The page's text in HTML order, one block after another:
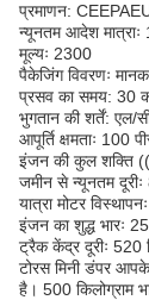
प्रमाणन:
न्यूनतम आदेश मात्राः
मूल्यः 2300
पैकेजिंग विवरणः मानक
प्रसव का समय: 30
भुगतान की शर्तें: एल/
आपूर्ति क्षमताः 100
इंजन की कुल शक्ति
जमीन से न्यूनतम दूरीः
यात्रा मोटर
इंजन का शुद्ध भारः 25
ट्रैक केंद्र दूरीः 520
टोरस मिनी डंपर
है। 500 किलोग्राम